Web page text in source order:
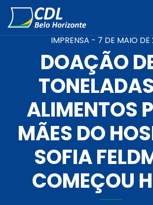
IMPRENSA - 7 DE MAIO
DOAÇÃO
ALIMENTOS
MÃES DO
SOFIA
COMEÇOU